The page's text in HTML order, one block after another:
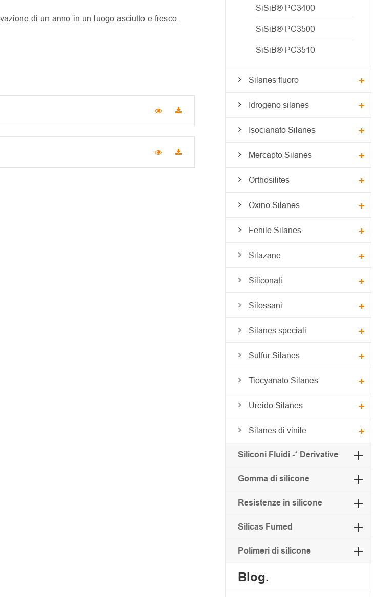
di un anno in un luogo asciutto e fresco.
SiSiB® PC3400
SiSiB® PC3500
SiSiB® PC3510
Silanes fluoro
Idrogeno silanes
Isocianato Silanes
Mercapto Silanes
Orthosilites
Oxino Silanes
Fenile Silanes
Silazane
Siliconati
Silossani
Silanes speciali
Sulfur Silanes
Tiocyanato Silanes
Ureido Silanes
Silanes di vinile
Siliconi Fluidi -* Derivative
Gomma di silicone
Resistenze in silicone
Silicas Fumed
Polimeri di silicone
Blog.